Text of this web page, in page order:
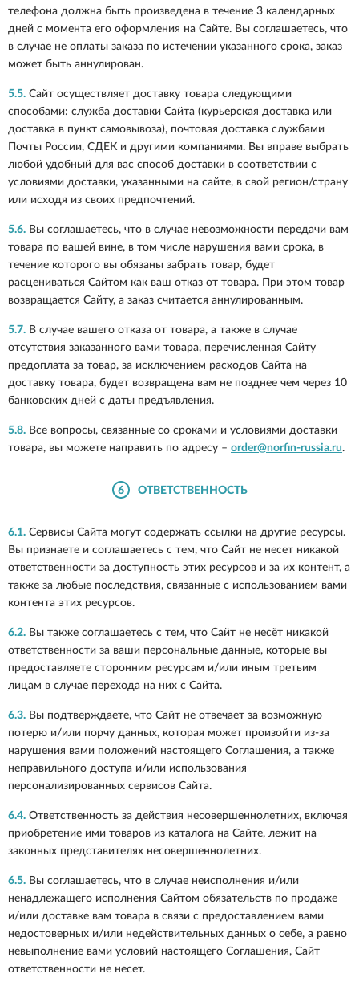
телефона должна быть произведена в течение 3 календарных
дней с момента его оформления на Сайте. Вы соглашаетесь, что
в случае не оплаты заказа по истечении указанного срока, заказ
может быть аннулирован.
5.5. Сайт осуществляет доставку товара следующими
способами: служба доставки Сайта (курьерская доставка или
доставка в пункт самовывоза), почтовая доставка службами
Почты России, СДЕК и другими компаниями. Вы вправе выбрать
любой удобный для вас способ доставки в соответствии с
условиями доставки, указанными на сайте, в свой регион/страну
или исходя из своих предпочтений.
5.6. Вы соглашаетесь, что в случае невозможности передачи вам
товара по вашей вине, в том числе нарушения вами срока, в
течение которого вы обязаны забрать товар, будет
расцениваться Сайтом как ваш отказ от товара. При этом товар
возвращается Сайту, а заказ считается аннулированным.
5.7. В случае вашего отказа от товара, а также в случае
отсутствия заказанного вами товара, перечисленная Сайту
предоплата за товар, за исключением расходов Сайта на
доставку товара, будет возвращена вам не позднее чем через 10
банковских дней с даты предъявления.
5.8. Все вопросы, связанные со сроками и условиями доставки
товара, вы можете направить по адресу – order@norfin-russia.ru.
6 ОТВЕТСТВЕННОСТЬ
6.1. Сервисы Сайта могут содержать ссылки на другие ресурсы.
Вы признаете и соглашаетесь с тем, что Сайт не несет никакой
ответственности за доступность этих ресурсов и за их контент, а
также за любые последствия, связанные с использованием вами
контента этих ресурсов.
6.2. Вы также соглашаетесь с тем, что Сайт не несёт никакой
ответственности за ваши персональные данные, которые вы
предоставляете сторонним ресурсам и/или иным третьим
лицам в случае перехода на них с Сайта.
6.3. Вы подтверждаете, что Сайт не отвечает за возможную
потерю и/или порчу данных, которая может произойти из-за
нарушения вами положений настоящего Соглашения, а также
неправильного доступа и/или использования
персонализированных сервисов Сайта.
6.4. Ответственность за действия несовершеннолетних, включая
приобретение ими товаров из каталога на Сайте, лежит на
законных представителях несовершеннолетних.
6.5. Вы соглашаетесь, что в случае неисполнения и/или
ненадлежащего исполнения Сайтом обязательств по продаже
и/или доставке вам товара в связи с предоставлением вами
недостоверных и/или недействительных данных о себе, а равно
невыполнение вами условий настоящего Соглашения, Сайт
ответственности не несет.